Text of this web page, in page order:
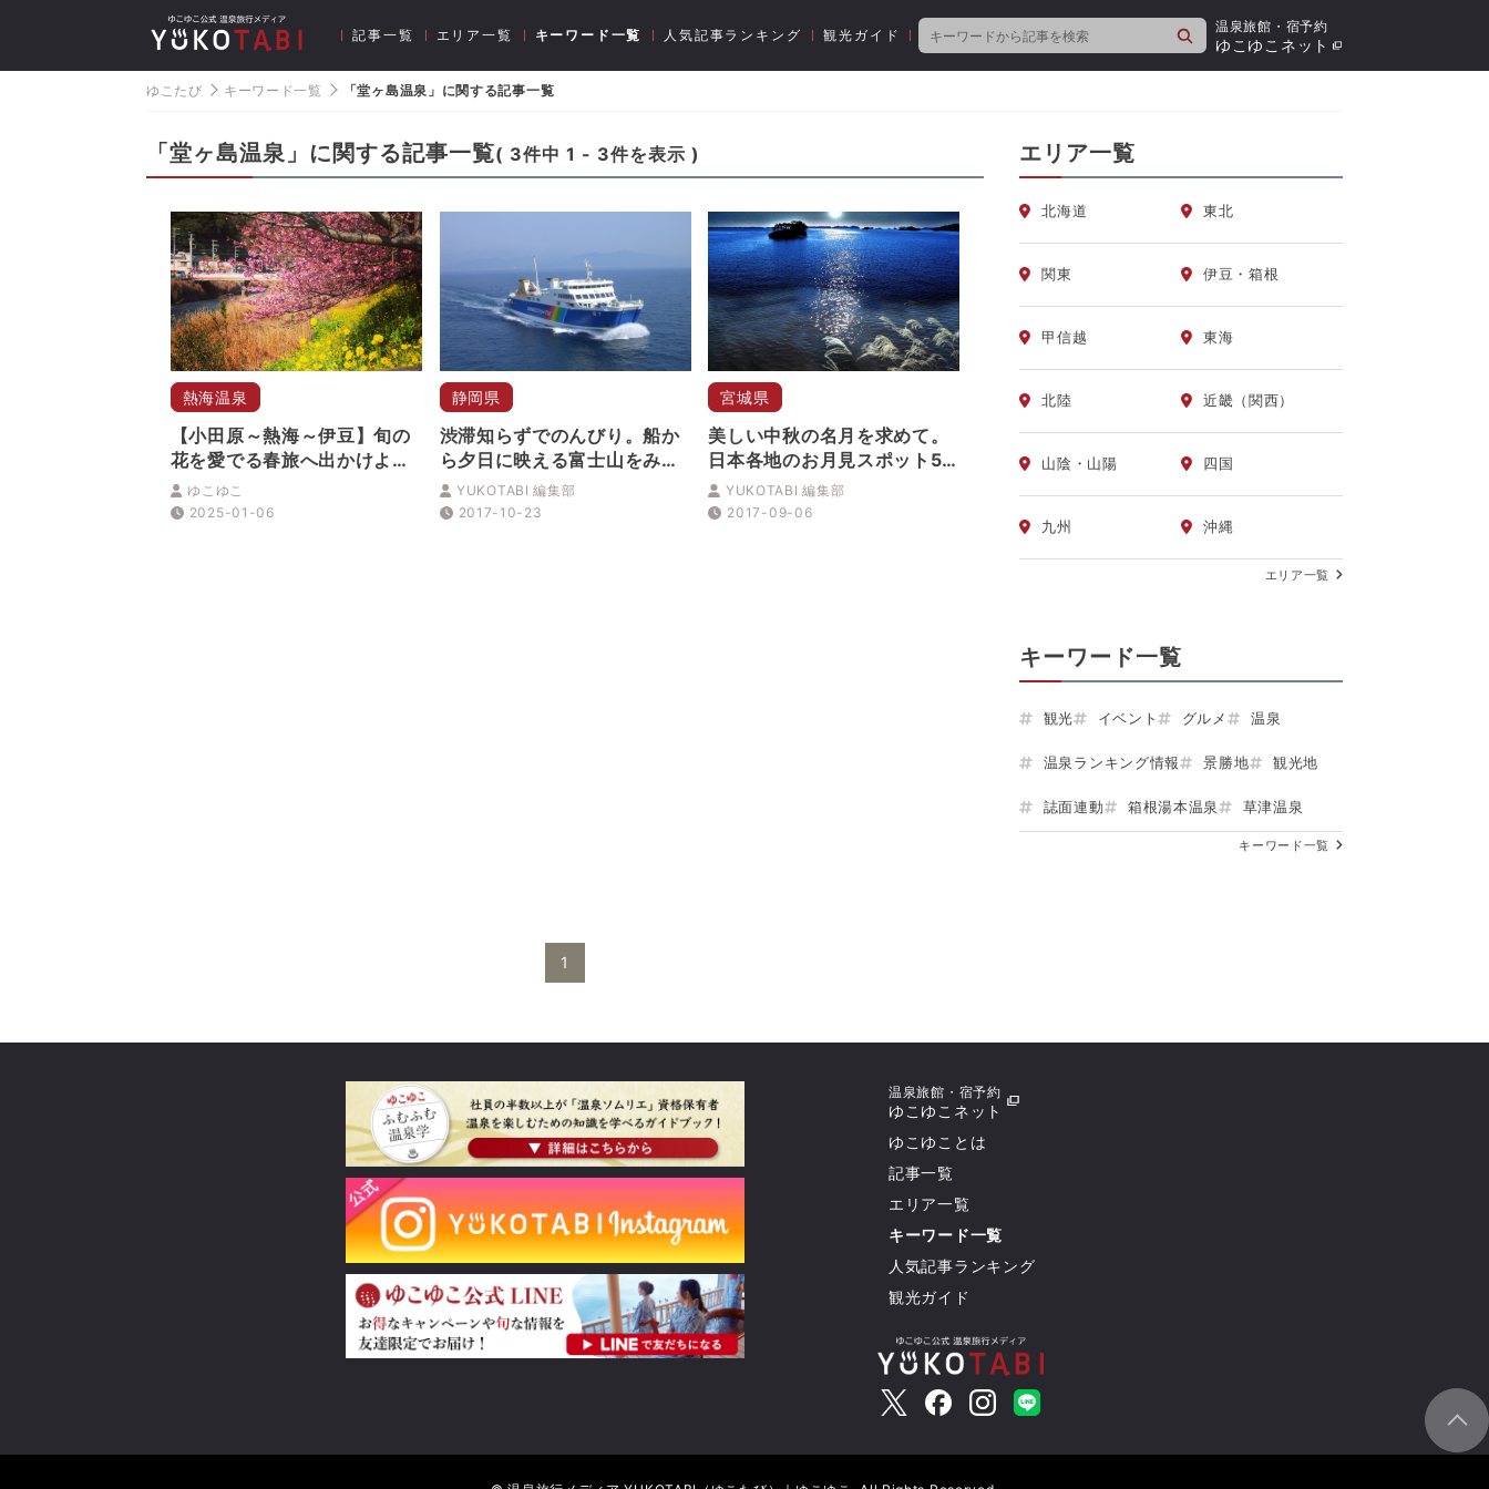
記事一覧 エリア一覧 キーワード一覧 人気記事ランキング 観光ガイド
検
索
温泉旅館・宿予約
ゆこゆこネット
ゆこたび キーワード一覧 「堂ヶ島温泉」に関する記事一覧
「堂ヶ島温泉」に関する記事一覧( 3件中 1 - 3件を表示 )
熱海温泉
【小田原～熱海～伊豆】旬の
花を愛でる春旅へ出かけよ
う！ゆこゆこ
2025-01-06
静岡県
渋滞知らずでのんびり。船か
ら夕日に映える富士山をみる
旅に出かけよう
YUKOTABI 編集部
2017-10-23
宮城県
美しい中秋の名月を求めて。
日本各地のお月見スポット5
選YUKOTABI 編集部
2017-09-06
1
エリア一覧
北海道 東北
関東 伊豆・箱根
甲信越 東海
北陸 近畿（関西）
山陰・山陽 四国
九州 沖縄
エリア一覧
キーワード一覧
観光 イベント グルメ 温泉
温泉ランキング情報 景勝地 観光地
誌面連動 箱根湯本温泉 草津温泉
キーワード一覧
温泉旅館・宿予約
ゆこゆこネット
ゆこゆことは
記事一覧
エリア一覧
キーワード一覧
人気記事ランキング
観光ガイド